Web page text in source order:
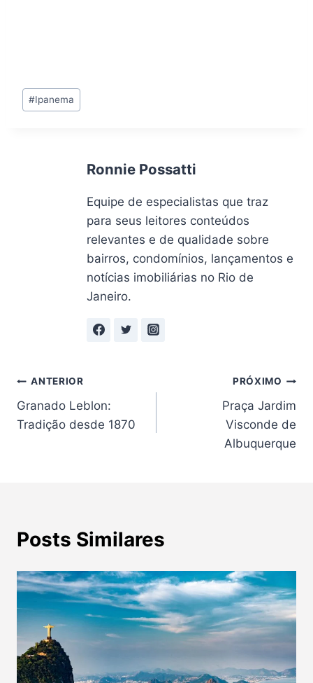
Tags
do
#Ipanema
Ronnie Possatti
Equipe de especialistas que traz
para seus leitores conteúdos
relevantes e de qualidade sobre
bairros, condomínios, lançamentos e
notícias imobiliárias no Rio de
Janeiro.
Navegação
de
ANTERIOR
Granado Leblon:
Tradição desde 1870
PRÓXIMO
Praça Jardim
Visconde de
Albuquerque
Posts Similares